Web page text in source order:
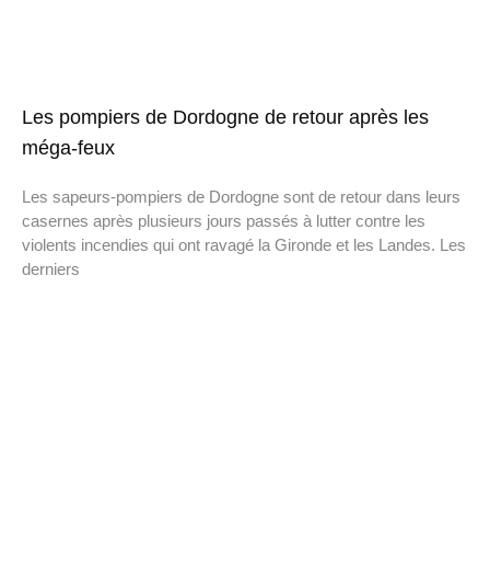
Les pompiers de Dordogne de retour après les
méga-feux
Les sapeurs-pompiers de Dordogne sont de retour dans leurs
casernes après plusieurs jours passés à lutter contre les
violents incendies qui ont ravagé la Gironde et les Landes. Les
derniers